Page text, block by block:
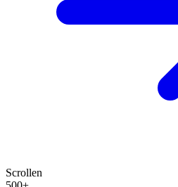
Scrollen